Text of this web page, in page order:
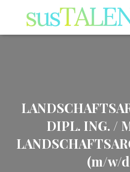
DIPL. ING. /
(m/w/